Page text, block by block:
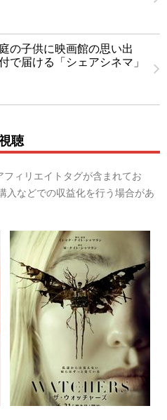
の子供に映画館の思い出
で届ける「シェアシネマ」
聴
ィリエイトタグが含まれてお
入などでの収益化を行う場合があ